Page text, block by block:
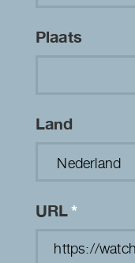
Plaats
Land
URL*